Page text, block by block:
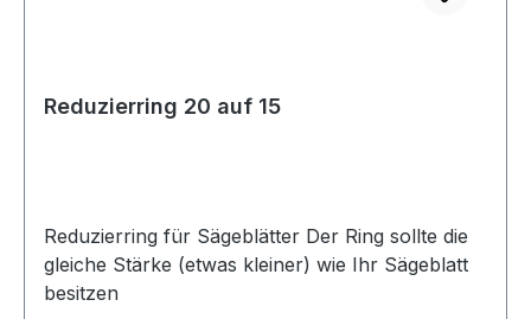
Reduzierring 20 auf 15
Reduzierring für Sägeblätter Der Ring sollte die
gleiche Stärke (etwas kleiner) wie Ihr Sägeblatt
besitzen